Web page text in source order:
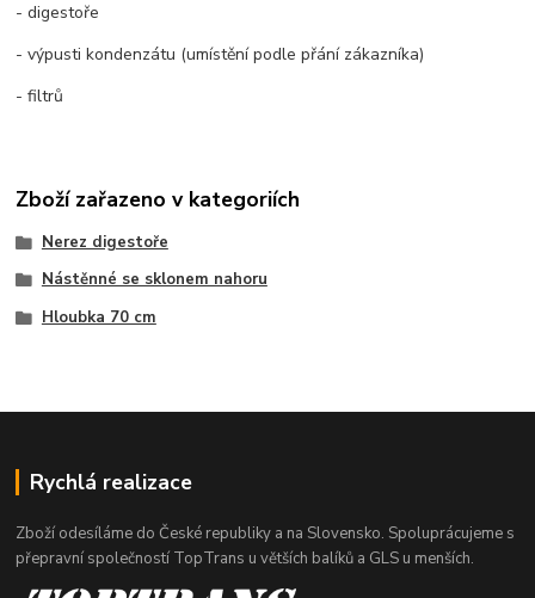
- digestoře
- výpusti kondenzátu (umístění podle přání zákazníka)
- filtrů
Zboží zařazeno v kategoriích
Nerez digestoře
Nástěnné se sklonem nahoru
Hloubka 70 cm
Rychlá realizace
Zboží odesíláme do České republiky a na Slovensko. Spoluprácujeme s
přepravní společností TopTrans u větších balíků a GLS u menších.